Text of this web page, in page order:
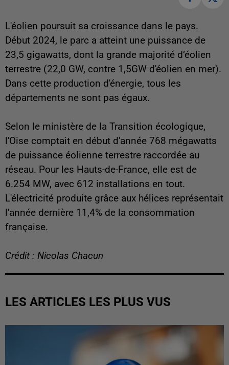
L'éolien poursuit sa croissance dans le pays.
Début 2024, le parc a atteint une puissance de
23,5 gigawatts, dont la grande majorité d’éolien
terrestre (22,0 GW, contre 1,5GW d'éolien en mer).
Dans cette production d'énergie, tous les
départements ne sont pas égaux.
Selon le ministère de la Transition écologique,
l'Oise comptait en début d'année 768 mégawatts
de puissance éolienne terrestre raccordée au
réseau. Pour les Hauts-de-France, elle est de
6.254 MW, avec 612 installations en tout.
L'électricité produite grâce aux hélices représentait
l'année dernière 11,4% de la consommation
française.
Crédit : Nicolas Chacun
LES ARTICLES LES PLUS VUS